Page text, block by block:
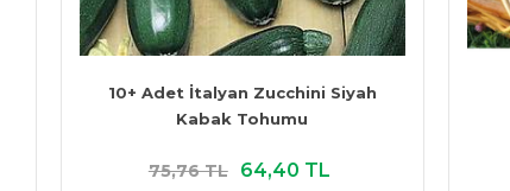
10+ Adet İtalyan Zucchini Siyah
Kabak Tohumu
75,76 TL 64,40 TL